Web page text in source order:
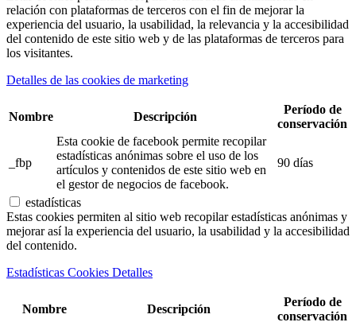
relación con plataformas de terceros con el fin de mejorar la
experiencia del usuario, la usabilidad, la relevancia y la accesibilidad
del contenido de este sitio web y de las plataformas de terceros para
los visitantes.
Detalles de las cookies de marketing
Nombre Descripción
Período de
conservación
_fbp
Esta cookie de facebook permite recopilar
estadísticas anónimas sobre el uso de los
artículos y contenidos de este sitio web en
el gestor de negocios de facebook.
90 días
estadísticas
Estas cookies permiten al sitio web recopilar estadísticas anónimas y
mejorar así la experiencia del usuario, la usabilidad y la accesibilidad
del contenido.
Estadísticas Cookies Detalles
Nombre Descripción
Período de
conservación